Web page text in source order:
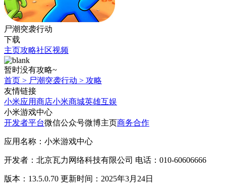
尸潮突袭行动
下载
主页攻略社区视频
暂时没有攻略~
首页 > 尸潮突袭行动 > 攻略
友情链接
小米应用商店小米商城英雄互娱
小米游戏中心
开发者平台微信公众号微博主页商务合作
应用名称：小米游戏中心
开发者：北京瓦力网络科技有限公司 电话：010-60606666
版本：13.5.0.70 更新时间：2025年3月24日